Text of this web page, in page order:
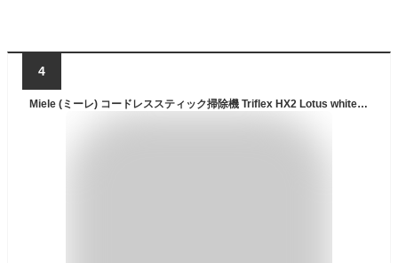
4
Miele (ミーレ) コードレススティック掃除機 Triflex HX2 Lotus white (正規販売店) 本体+付属ノズル3点+アクセサリーホルダー 強力吸引 スティック型掃除機